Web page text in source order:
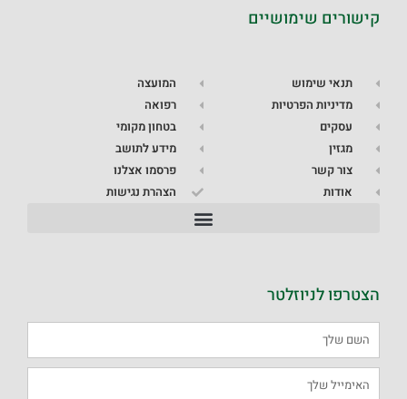
קישורים שימושיים
תנאי שימוש
מדיניות הפרטיות
עסקים
מגזין
צור קשר
אודות
המועצה
רפואה
בטחון מקומי
מידע לתושב
פרסמו אצלנו
הצהרת נגישות
הצטרפו לניוזלטר